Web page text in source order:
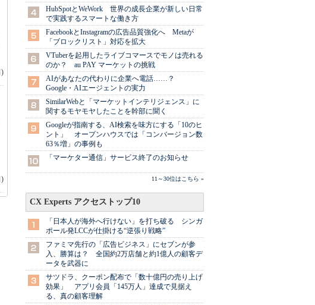
)
)
HubSpotとWeWork 世界の成長企業が新しい日常
で実践するスマートな働き方
FacebookとInstagramの広告品質強化へ Metaが
「ブロックリスト」対応を拡大
VTuberを起用したライブコマースでモノは売れる
のか？ au PAY マーケットの挑戦
AIがあなたの代わりに企業へ電話……？
Google・AIエージェントの実力
SimilarWebと「マーケットインテリジェンス」に
関するモヤモヤしたことを幹部に聞く
Googleが指南する、AI検索を味方にする「10のヒ
ント」 オープンハウスでは「コンバージョン数
63％増」の事例も
「マーケター通信」サービス終了のお知らせ
11～30位はこちら »
CX Experts アクセストップ10
「日本人が海外へ行けない」を打ち破る シンガ
ポール発LCCが仕掛ける“逆張り戦略”
ファミマ先行の「広告ビジネス」にセブンが参
入、勝算は？ 全国約2万店舗と約1億人の顧客デ
ータを武器に
サツドラ、クーポン配布で「数十億円の売り上げ
効果」 アプリ会員「145万人」達成で見据え
る、真の顧客理解